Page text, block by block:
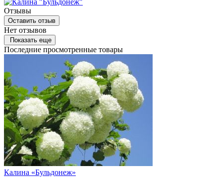
Отзывы
Оставить отзыв
Нет отзывов
Показать еще
Последние просмотренные товары
Калина «Бульдонеж»